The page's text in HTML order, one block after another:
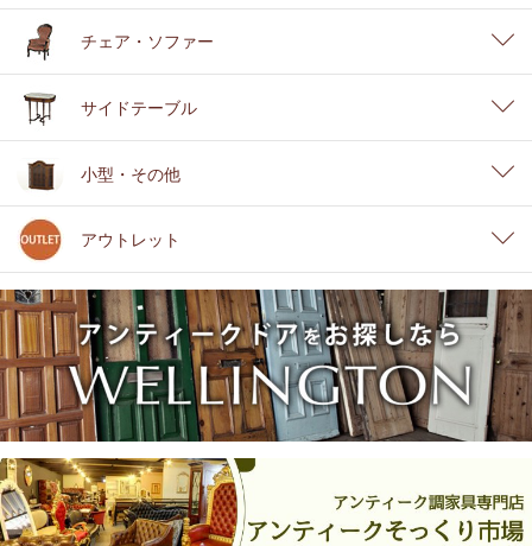
チェア・ソファー
サイドテーブル
小型・その他
アウトレット